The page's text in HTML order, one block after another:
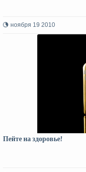
ноября 19 2010
Пейте на здоровье!